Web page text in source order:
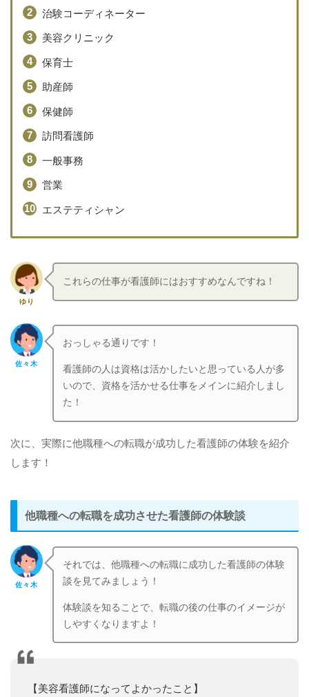
治験コーディネーター
美容クリニック
保育士
助産師
保健師
訪問看護師
一般事務
営業
エステティシャン
ゆり
これらの仕事が看護師にはおすすめなんですね！
佐々木
おっしゃる通りです！
看護師の人は資格は活かしたいと思っている人が多
いので、資格を活かせる仕事をメインに紹介しまし
た！
次に、実際に他職種への転職が成功した看護師の体験を紹介
します！
他職種への転職を成功させた看護師の体験談
佐々木
それでは、他職種への転職に成功した看護師の体験
談を見てみましょう！
体験談を知ることで、転職の後の仕事のイメージが
しやすくなりますよ！
【美容看護師になってよかったこと】